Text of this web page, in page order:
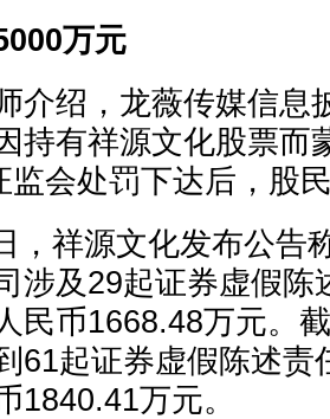
万元
介绍，龙薇传媒信息
持有祥源文化股票而
监会处罚下达后，股
，祥源文化发布公告
涉及29起证券虚假陈
民币1668.48万元。
61起证券虚假陈述责
1840.41万元。